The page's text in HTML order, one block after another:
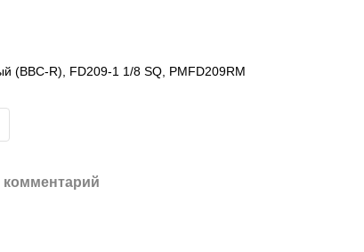
(BBC-R), FD209-1 1/8 SQ, PMFD209RM